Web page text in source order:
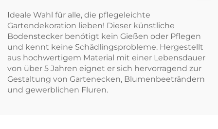
Ideale Wahl für alle, die pflegeleichte
Gartendekoration lieben! Dieser künstliche
Bodenstecker benötigt kein Gießen oder Pflegen
und kennt keine Schädlingsprobleme. Hergestellt
aus hochwertigem Material mit einer Lebensdauer
von über 5 Jahren eignet er sich hervorragend zur
Gestaltung von Gartenecken, Blumenbeeträndern
und gewerblichen Fluren.